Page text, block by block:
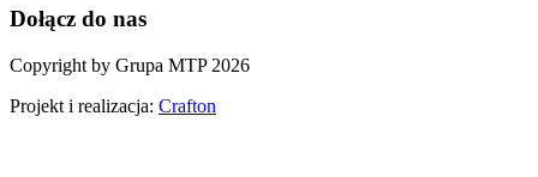
Dołącz do nas
Copyright by Grupa MTP 2026
Projekt i realizacja: Crafton